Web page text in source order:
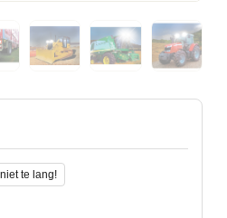
te lang!